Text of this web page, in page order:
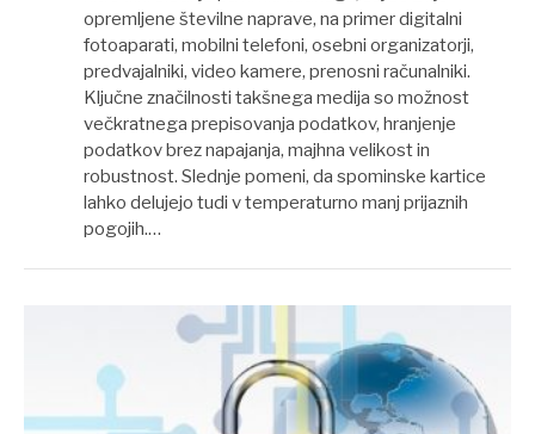
opremljene številne naprave, na primer digitalni
fotoaparati, mobilni telefoni, osebni organizatorji,
predvajalniki, video kamere, prenosni računalniki.
Ključne značilnosti takšnega medija so možnost
večkratnega prepisovanja podatkov, hranjenje
podatkov brez napajanja, majhna velikost in
robustnost. Slednje pomeni, da spominske kartice
lahko delujejo tudi v temperaturno manj prijaznih
pogojih.…